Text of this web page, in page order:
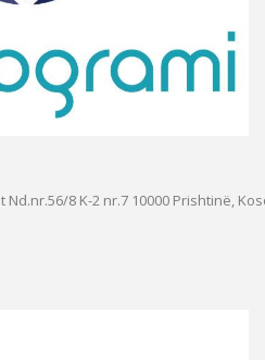
Nd.nr.56/8 K-2 nr.7 10000 Prishtinë,